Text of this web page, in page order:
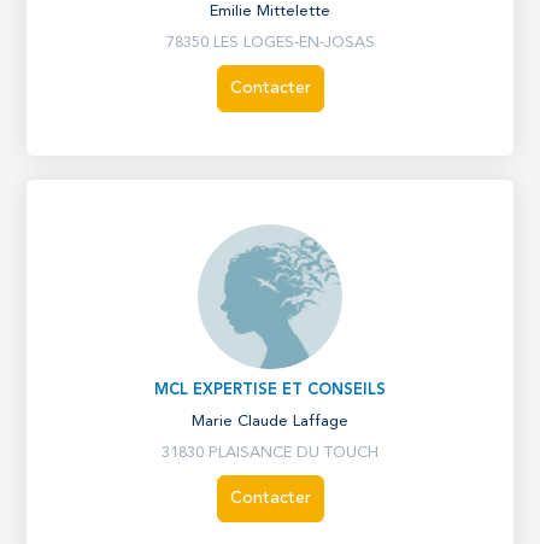
Emilie Mittelette
78350 LES LOGES-EN-JOSAS
Contacter
MCL EXPERTISE ET CONSEILS
Marie Claude Laffage
31830 PLAISANCE DU TOUCH
Contacter